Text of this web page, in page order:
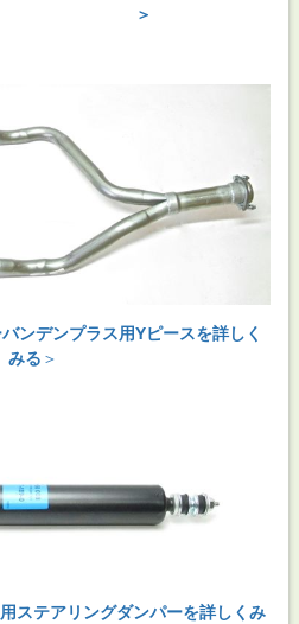
＞
ンデンプラス用Yピースを詳しく
みる ＞
ステアリングダンパーを詳しくみ